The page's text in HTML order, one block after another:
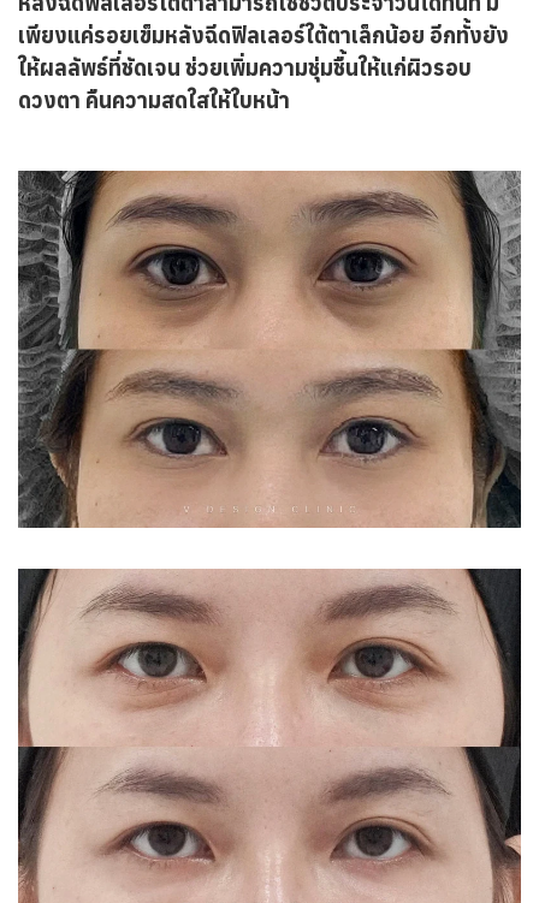
เพียงแค่รอยเข็มหลังฉีดฟิลเลอร์ใต้ตาเล็กน้อย อีกทั้งยัง
ให้ผลลัพธ์ที่ชัดเจน ช่วยเพิ่มความชุ่มชื้นให้แก่ผิวรอบ
ดวงตา คืนความสดใสให้ใบหน้า